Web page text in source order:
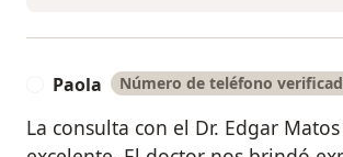
Paola Número de teléfono
La consulta con el Dr. Edgar